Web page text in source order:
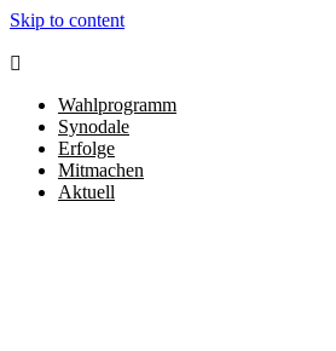
Skip to content
Wahlprogramm
Synodale
Erfolge
Mitmachen
Aktuell